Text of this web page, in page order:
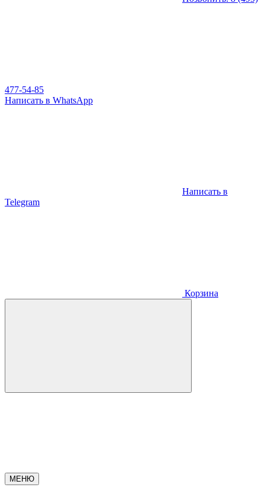
477-54-85
Написать в WhatsApp
Написать в
Telegram
Корзина
МЕНЮ